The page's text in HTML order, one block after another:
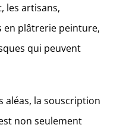
les artisans,
en plâtrerie peinture,
qui peuvent
aléas, la souscription
non seulement